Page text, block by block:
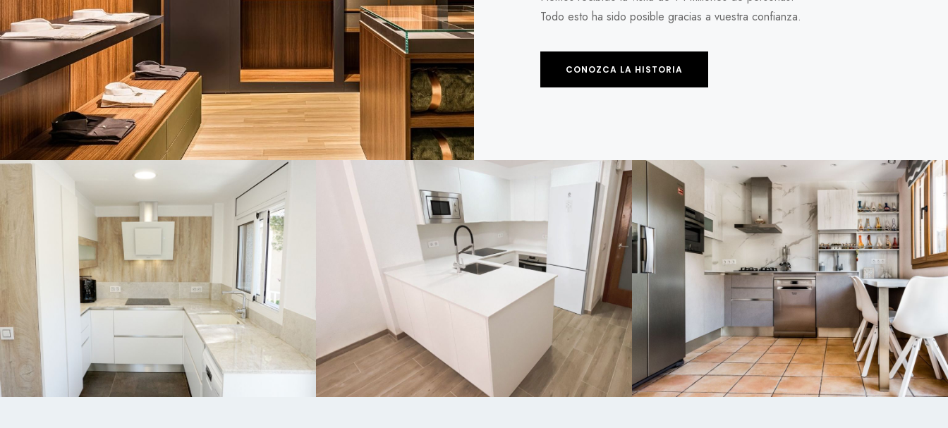
Todo esto ha sido posible gracias a vuestra confianza.
CONOZCA LA HISTORIA